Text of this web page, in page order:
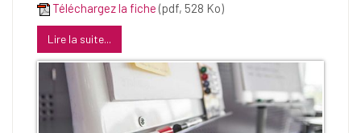
Téléchargez la fiche (pdf, 528 Ko)
Lire la suite...